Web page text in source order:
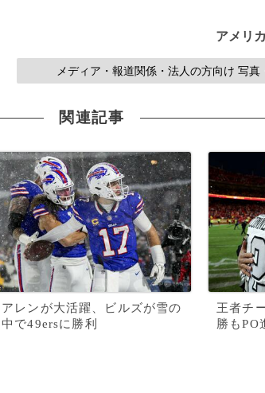
アメリ
メディア・報道関係・法人の方向け 写
関連記事
アレンが大活躍、ビルズが雪の
中で49ersに勝利
王者チ
勝もPO